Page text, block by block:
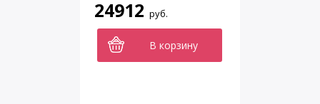
24912 руб.
В корзину